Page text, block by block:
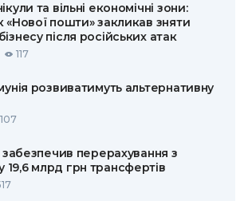
та вільні економічні зони:
«Нової пошти» закликав зняти
після російських атак
117
розвиватимуть альтернативну
107
забезпечив перерахування з
млрд грн трансфертів